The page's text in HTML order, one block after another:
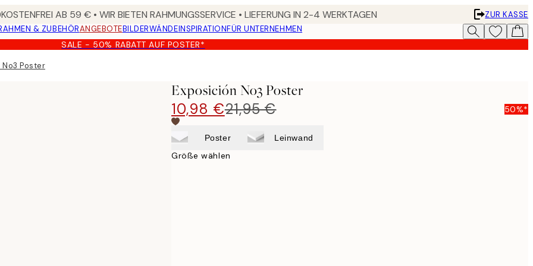
AB 59 € • WIR BIETEN RAHMUNGSSERVICE • LIEFERUNG IN 2-4 WERKTAGEN
ZUR KASSE
& ZUBEHÖRANGEBOTEBILDERWÄNDEINSPIRATIONFÜR UNTERNEHMEN
SALE - 50% RABATT AUF POSTER*
Poster
Exposición No3 Poster
10,98 €21,95 € 50%*
Poster Leinwand
Größe wählen